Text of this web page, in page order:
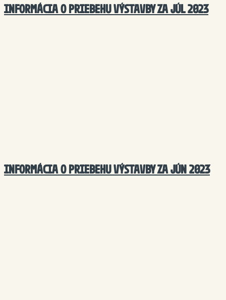
INFORMÁCIA O PRIEBEHU VÝSTAVBY ZA JÚL 2023
INFORMÁCIA O PRIEBEHU VÝSTAVBY ZA JÚN 2023